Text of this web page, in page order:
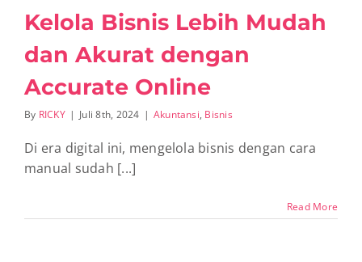
Kelola Bisnis Lebih Mudah
dan Akurat dengan
Accurate Online
By RICKY | Juli 8th, 2024 | Akuntansi, Bisnis
Di era digital ini, mengelola bisnis dengan cara
manual sudah [...]
Read More